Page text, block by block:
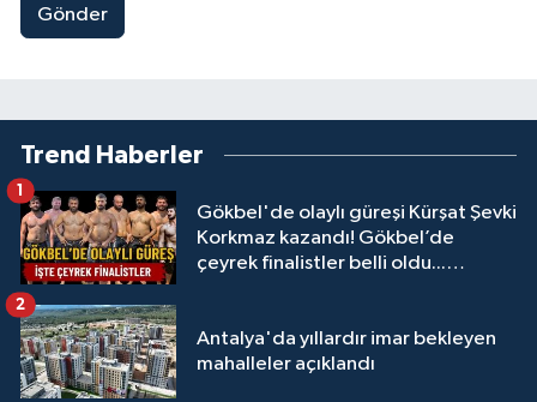
Gönder
Trend Haberler
Gökbel'de olaylı güreşi Kürşat Şevki
Korkmaz kazandı! Gökbel’de
çeyrek finalistler belli oldu...
1
Antalya'da yıllardır imar bekleyen
mahalleler açıklandı
2